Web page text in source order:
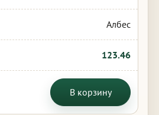
Албес
123.46
В корзину